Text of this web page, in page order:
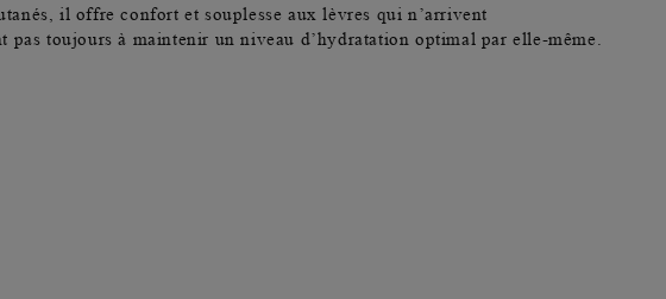
, il offre confort et souplesse aux lèvres qui n’arrivent
pas toujours à maintenir un niveau d’hydratation optimal par elle-même.